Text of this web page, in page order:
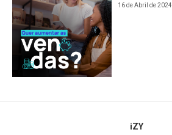
16 de Abril de 2024
iZY